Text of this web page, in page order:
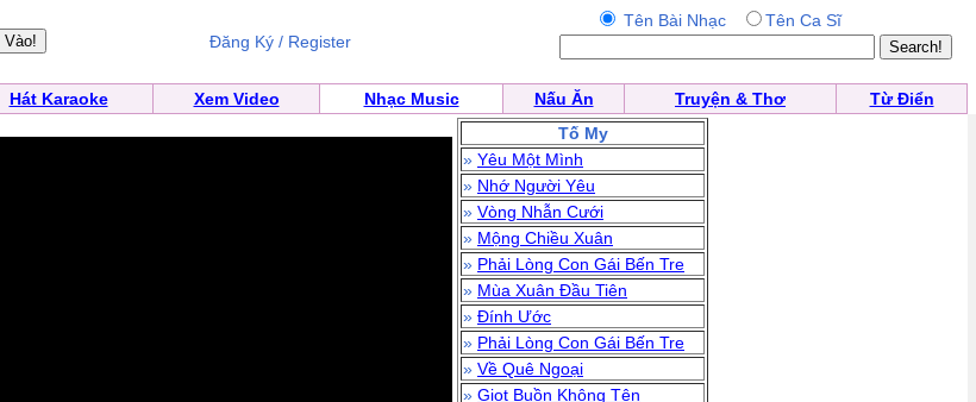
Đăng Ký / Register
Tên Bài Nhạc Tên Ca Sĩ
Hát Karaoke Xem Video Nhạc Music Nấu Ăn Truyện & Thơ
Từ Điển
Tố My
» Yêu Một Mình
» Nhớ Người Yêu
» Vòng Nhẫn Cưới
» Mộng Chiều Xuân
» Phải Lòng Con Gái Bến Tre
» Mùa Xuân Đầu Tiên
» Đính Ước
» Phải Lòng Con Gái Bến Tre
» Về Quê Ngoại
» Giọt Buồn Không Tên